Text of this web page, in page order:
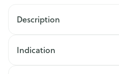
Description
Indication